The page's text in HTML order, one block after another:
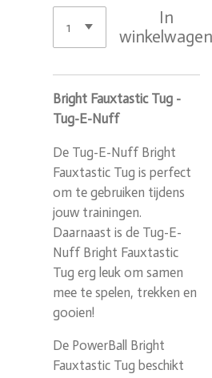
In
Bright Fauxtastic Tug -
Tug-E-Nuff
De Tug-E-Nuff Bright
Fauxtastic Tug is perfect
om te gebruiken tijdens
jouw trainingen.
Daarnaast is de Tug-E-
Nuff Bright Fauxtastic
Tug erg leuk om samen
mee te spelen, trekken en
gooien!
De PowerBall Bright
Fauxtastic Tug beschikt